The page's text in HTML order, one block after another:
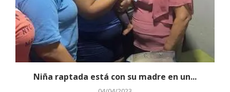
Niña raptada está con su madre en un...